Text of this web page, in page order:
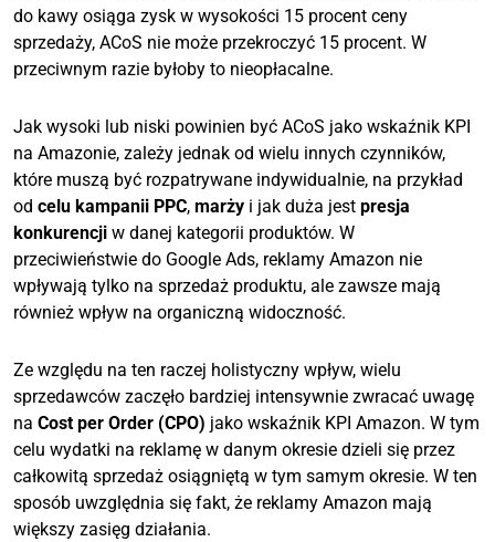
do kawy osiąga zysk w wysokości 15 procent ceny
sprzedaży, ACoS nie może przekroczyć 15 procent. W
przeciwnym razie byłoby to nieopłacalne.
Jak wysoki lub niski powinien być ACoS jako wskaźnik KPI
na Amazonie, zależy jednak od wielu innych czynników,
które muszą być rozpatrywane indywidualnie, na przykład
od celu kampanii PPC, marży i jak duża jest presja
konkurencji w danej kategorii produktów. W
przeciwieństwie do Google Ads, reklamy Amazon nie
wpływają tylko na sprzedaż produktu, ale zawsze mają
również wpływ na organiczną widoczność.
Ze względu na ten raczej holistyczny wpływ, wielu
sprzedawców zaczęło bardziej intensywnie zwracać uwagę
na Cost per Order (CPO) jako wskaźnik KPI Amazon. W tym
celu wydatki na reklamę w danym okresie dzieli się przez
całkowitą sprzedaż osiągniętą w tym samym okresie. W ten
sposób uwzględnia się fakt, że reklamy Amazon mają
większy zasięg działania.